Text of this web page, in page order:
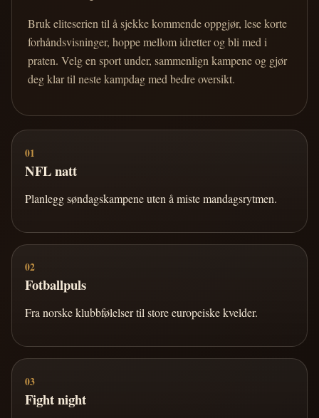
Bruk eliteserien til å sjekke kommende oppgjør, lese korte
forhåndsvisninger, hoppe mellom idretter og bli med i
praten. Velg en sport under, sammenlign kampene og gjør
deg klar til neste kampdag med bedre oversikt.
01
NFL natt
Planlegg søndagskampene uten å miste mandagsrytmen.
02
Fotballpuls
Fra norske klubbfølelser til store europeiske kvelder.
03
Fight night